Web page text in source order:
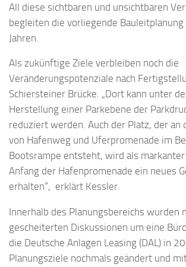
All diese sichtbaren und unsichtbaren
begleiten die vorliegende
Jahren.
Als zukünftige Ziele verbleiben noch die
Veränderungspotenziale nach
Schiersteiner Brücke. „Dort kann unter
Herstellung einer Parkebene der
reduziert werden. Auch der Platz, der an
von Hafenweg und Uferpromenade im
Bootsrampe entsteht, wird als
Anfang der Hafenpromenade ein neues
erhalten“, erklärt Kessler.
Innerhalb des Planungsbereichs wurden
gescheiterten Diskussionen um eine
die Deutsche Anlagen Leasing (DAL) in
Planungsziele nochmals geändert und